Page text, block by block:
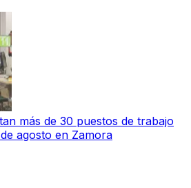
más de 30 puestos de trabajo
agosto en Zamora